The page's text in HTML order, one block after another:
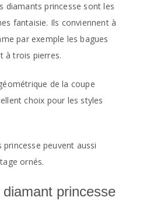
diamants princesse sont les
fantaisie. Ils conviennent à
par exemple les bagues
à trois pierres.
de la coupe
choix pour les styles
peuvent aussi
ornés.
diamant princesse